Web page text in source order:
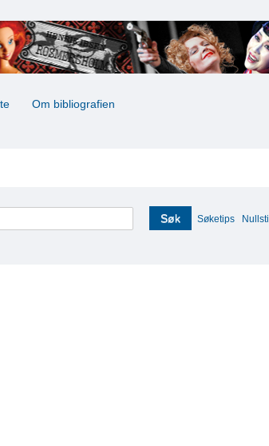
Om bibliografien
Søk Søketips Nullstill